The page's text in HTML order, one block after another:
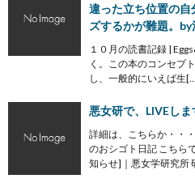
違った立ち位置の自
ズするかが難題。by
１０月の読書記録 |
く。この本のコンセプ
し、一般的にいえば生
悪女研で、LIVEし
詳細は、こちらか・・
のおシゴト日記 こちら
知らせ]｜悪女学研究所